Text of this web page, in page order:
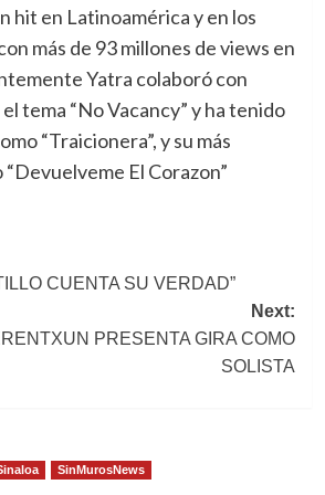
hit en Latinoamérica y en los
más de 93 millones de views en
Yatra colaboró con
tema “No Vacancy” y ha tenido
“Traicionera”, y su más
El Corazon”
CUENTA SU VERDAD”
Next:
PRESENTA GIRA COMO
SOLISTA
SinMurosNews